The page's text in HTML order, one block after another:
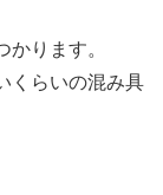
ります。
くらいの混み具